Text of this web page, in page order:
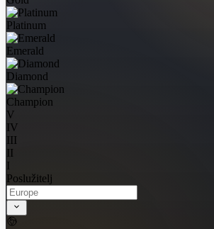
Platinum
Emerald
Diamond
Champion
V
IV
III
II
I
Poslužitelj